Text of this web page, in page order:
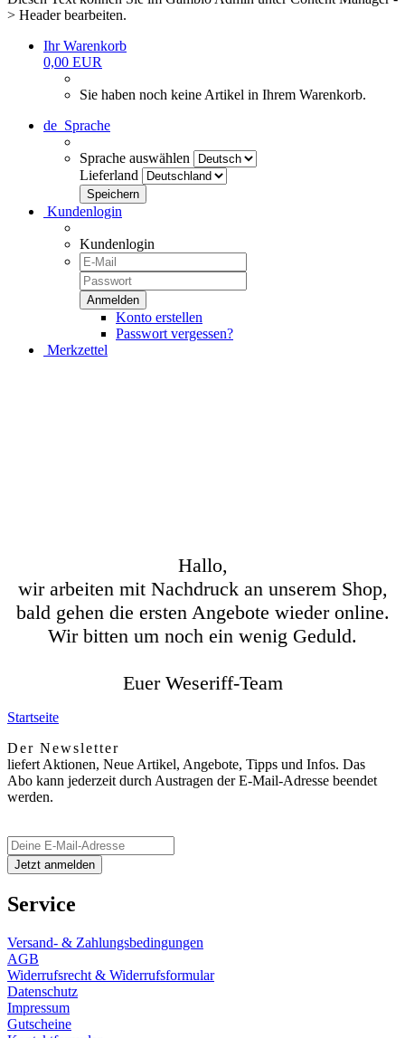
> Header bearbeiten.
Ihr Warenkorb
0,00 EUR
Sie haben noch keine Artikel in Ihrem Warenkorb.
de Sprache
Sprache auswählen
Lieferland
Kundenlogin
Kundenlogin
Konto erstellen
Passwort vergessen?
Merkzettel
Hallo,
wir arbeiten mit Nachdruck an unserem Shop,
bald gehen die ersten Angebote wieder online.
Wir bitten um noch ein wenig Geduld.
Euer Weseriff-Team
Startseite
Der Newsletter
liefert Aktionen, Neue Artikel, Angebote, Tipps und Infos. Das
Abo kann jederzeit durch Austragen der E-Mail-Adresse beendet
werden.
Service
Versand- & Zahlungsbedingungen
AGB
Widerrufsrecht & Widerrufsformular
Datenschutz
Impressum
Gutscheine